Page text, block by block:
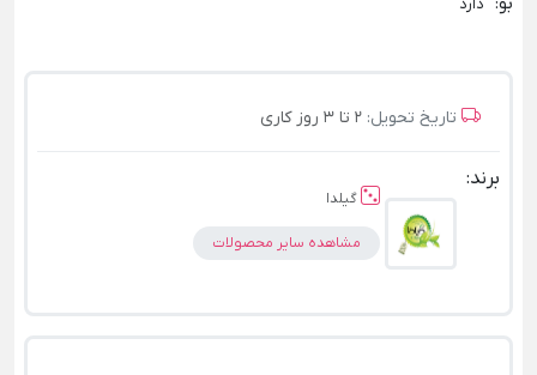
دارد
تاریخ تحویل: 2 تا 3 روز کاری
برند:
گیلدا
مشاهده سایر محصولات